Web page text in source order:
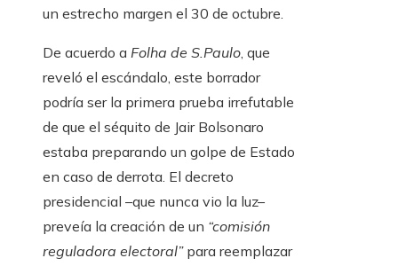
un estrecho margen el 30 de octubre.
De acuerdo a Folha de S.Paulo, que
reveló el escándalo, este borrador
podría ser la primera prueba irrefutable
de que el séquito de Jair Bolsonaro
estaba preparando un golpe de Estado
en caso de derrota. El decreto
presidencial –que nunca vio la luz–
preveía la creación de un “comisión
reguladora electoral”para reemplazar